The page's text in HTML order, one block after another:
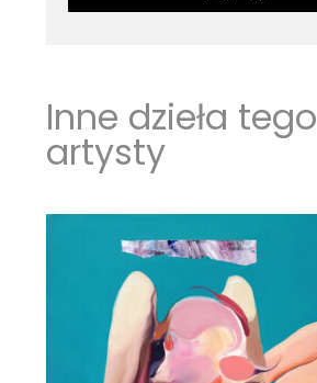
Inne dzieła tego
artysty